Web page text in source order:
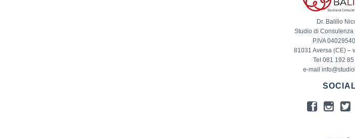
Dr. Balillo
Studio di
P.IVA
81031 Aversa (CE) –
Tel 081 192 85
e-mail